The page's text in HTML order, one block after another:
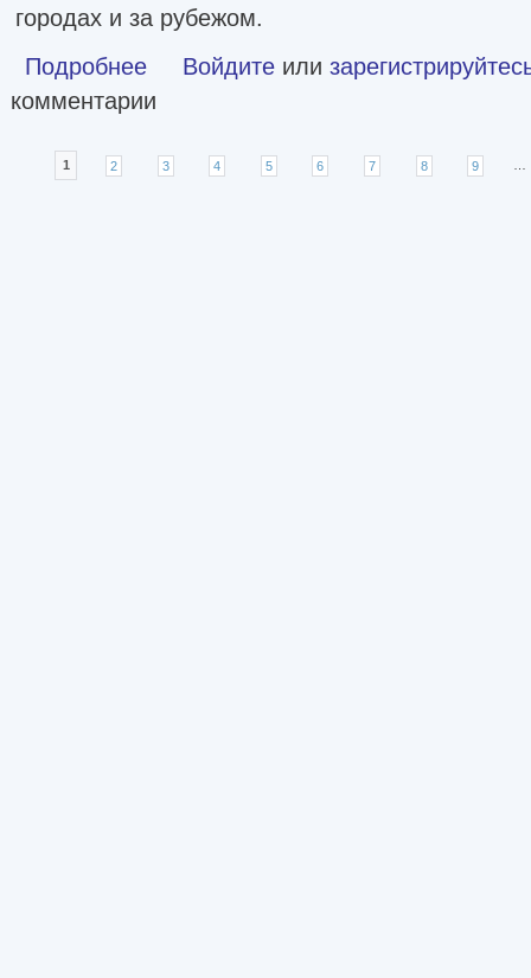
городах и за рубежом.
Подробнее о Ангел влияния. Пьесы [litres]
Войдите или
комментарии
Страницы
1 2 3 4 5 6 7 8 9 …